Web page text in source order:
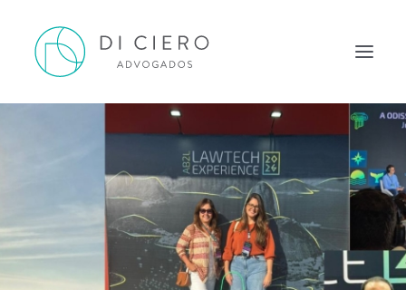
EQUIPE
NEWS DI CIERO